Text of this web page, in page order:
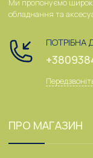
обладнання та
ПРО МАГАЗИН